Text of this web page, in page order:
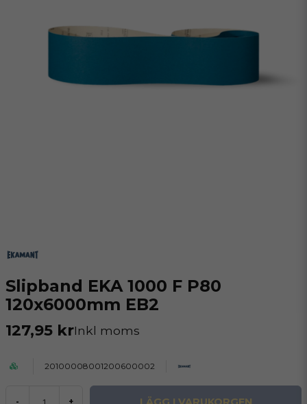
Slipband EKA 1000 F P80
120x6000mm EB2
127,95 krInkl moms
20100008001200600002
- +